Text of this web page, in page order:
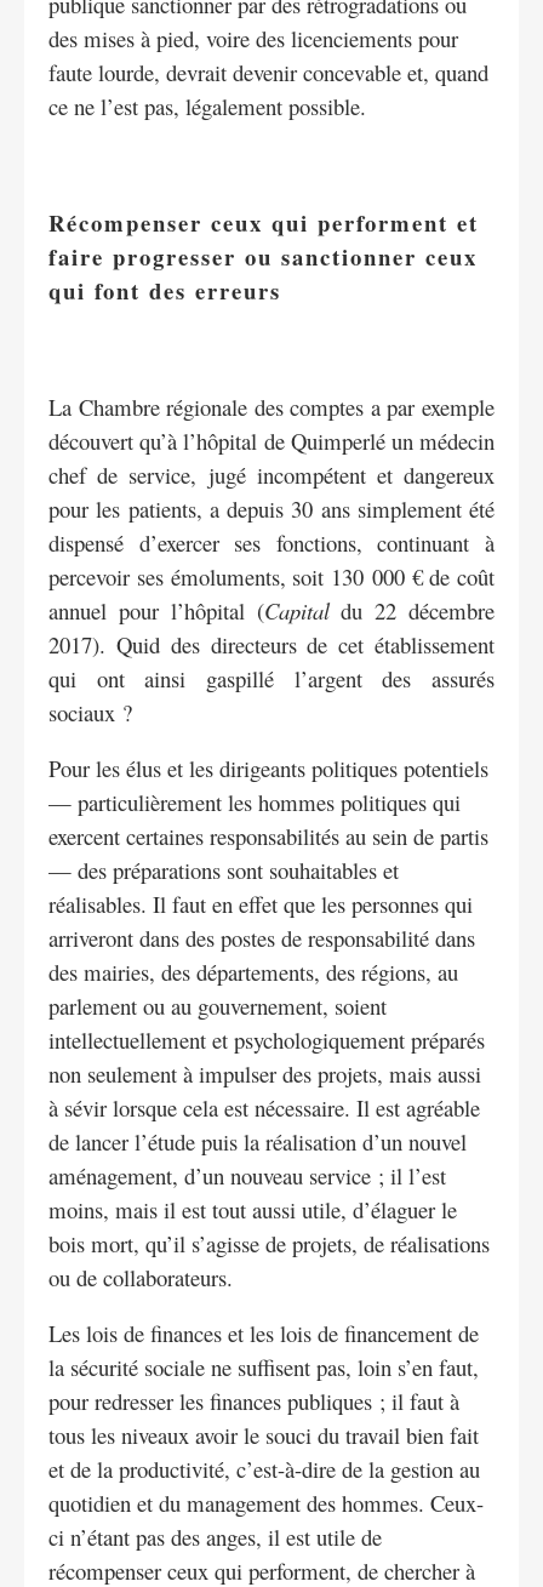
des mises à pied, voire des licenciements pour
faute lourde, devrait devenir concevable et, quand
ce ne l’est pas, légalement possible.
Récompenser ceux qui performent et
faire progresser ou sanctionner ceux
qui font des erreurs
La Chambre régionale des comptes a par exemple
découvert qu’à l’hôpital de Quimperlé un médecin
chef de service, jugé incompétent et dangereux
pour les patients, a depuis 30 ans simplement été
dispensé d’exercer ses fonctions, continuant à
percevoir ses émoluments, soit 130 000 € de coût
annuel pour l’hôpital (Capitaldu 22 décembre
2017). Quid des directeurs de cet établissement
qui ont ainsi gaspillé l’argent des assurés
sociaux ?
Pour les élus et les dirigeants politiques potentiels
— particulièrement les hommes politiques qui
exercent certaines responsabilités au sein de partis
— des préparations sont souhaitables et
réalisables. Il faut en effet que les personnes qui
arriveront dans des postes de responsabilité dans
des mairies, des départements, des régions, au
parlement ou au gouvernement, soient
intellectuellement et psychologiquement préparés
non seulement à impulser des projets, mais aussi
à sévir lorsque cela est nécessaire. Il est agréable
de lancer l’étude puis la réalisation d’un nouvel
aménagement, d’un nouveau service ; il l’est
moins, mais il est tout aussi utile, d’élaguer le
bois mort, qu’il s’agisse de projets, de réalisations
ou de collaborateurs.
Les lois de finances et les lois de financement de
la sécurité sociale ne suffisent pas, loin s’en faut,
pour redresser les finances publiques ; il faut à
tous les niveaux avoir le souci du travail bien fait
et de la productivité, c’est-à-dire de la gestion au
quotidien et du management des hommes. Ceux-
ci n’étant pas des anges, il est utile de
récompenser ceux qui performent, de chercher à